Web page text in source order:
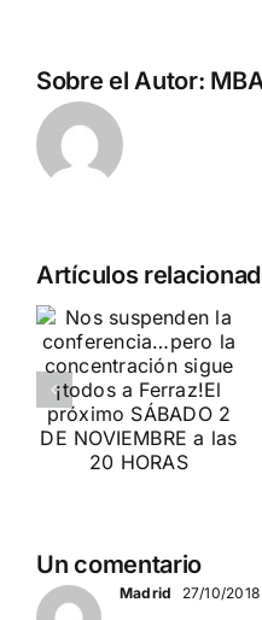
Sobre el Autor:
Artículos Acto en
Barcelona:
España y
Serbia
contra el
globalista
Un comentario
Madrid 27/10/